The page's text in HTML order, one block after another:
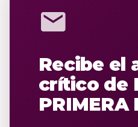
mail
Recibe el
crítico de
PRIMERA